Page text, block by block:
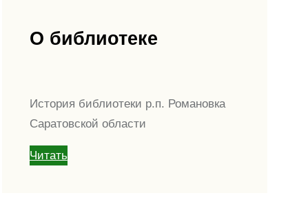
О библиотеке
История библиотеки р.п. Романовка
Саратовской области
Читать